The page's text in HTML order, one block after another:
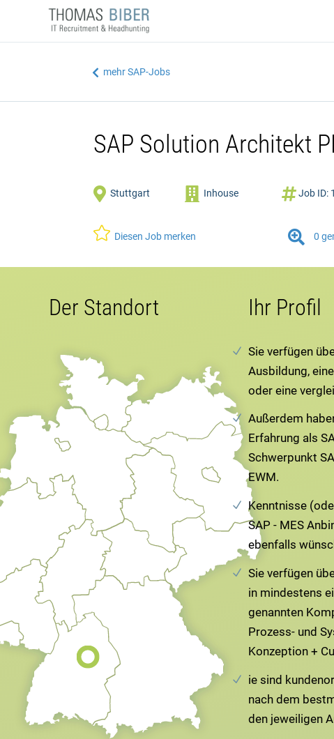
 mehr SAP-Jobs
SAP Solution Architekt
 Stuttgart  Inhouse Job ID:
 Diesen Job merken  0
Der Standort Ihr Profil
Sie verfügen
Ausbildung,
oder eine
Außerdem
Erfahrung als
Schwerpunkt
EWM.
Kenntnisse
SAP - MES
ebenfalls
Sie verfügen
in mindestens
genannten
Prozess- und
Konzeption +
ie sind
nach dem
den jeweiligen